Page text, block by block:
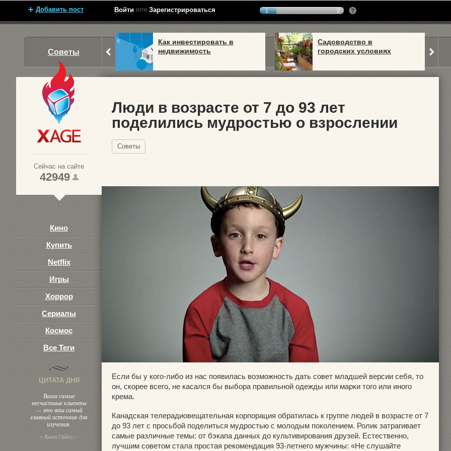
Добавить пост Войти или Зарегистрироваться 1 2
Советы
Как инвестировать в
недвижимость
Садоводство в
городских условиях
Сейчас на сайте
42949
Кино
Купить
Netflix
Игры
Хоррор
Сериалы
Космос
Все Теги
ЦИТАТА ДНЯ
Ваши самые
несчастные клиенты
— это ваш самый
главный источник для
изучения.
– Билл Гейтс –
Люди в возрасте от 7 до 93 лет
поделились мудростью о взрослении
Советы
Если бы у кого-либо из нас появилась возможность дать совет младшей версии себя, то
он, скорее всего, не касался бы выбора правильной одежды или марки того или иного
крема.
Канадская телерадиовещательная корпорация обратилась к группе людей в возрасте от 7
до 93 лет с просьбой поделиться мудростью с молодым поколением. Ролик затрагивает
самые различные темы: от бэкапа данных до культивирования друзей. Естественно,
лучшим советом стала простая рекомендация 93-летнего мужчины: «Не слушайте